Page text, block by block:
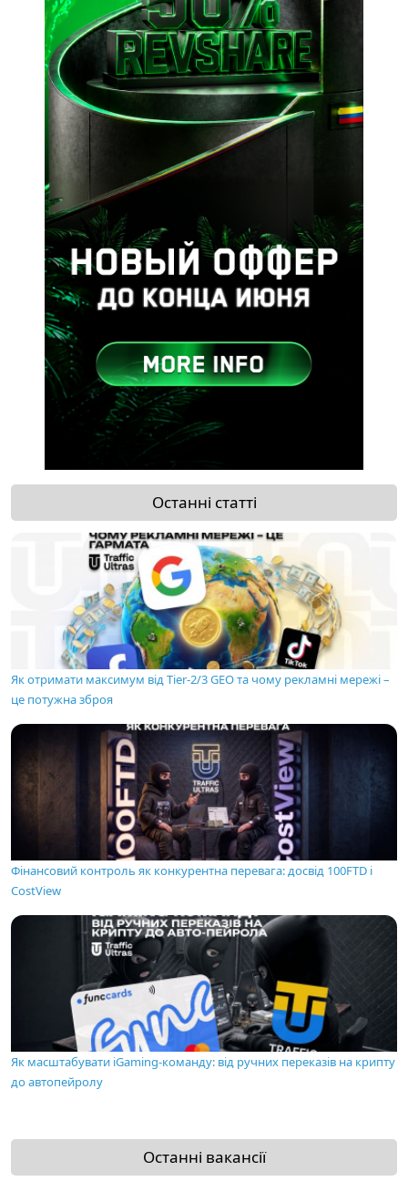
Останні статті
Як отримати максимум від Tier-2/3 GEO та чому рекламні мережі –
це потужна зброя
Фінансовий контроль як конкурентна перевага: досвід 100FTD і
CostView
Як масштабувати iGaming-команду: від ручних переказів на крипту
до автопейролу
Останні вакансії